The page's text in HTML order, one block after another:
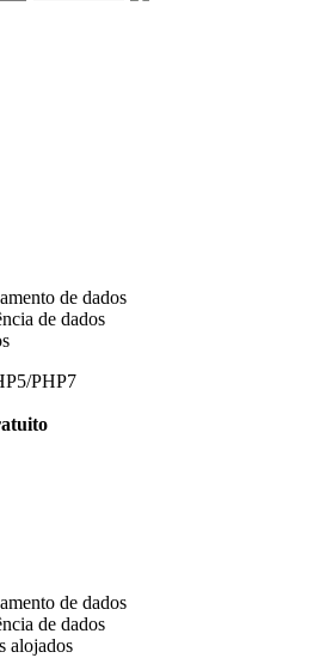
de dados
de dados
PHP7
de dados
de dados
alojados